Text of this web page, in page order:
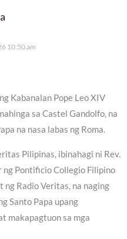
10:50 am
Kabanalan Pope Leo XIV
sa Castel Gandolfo, na
na nasa labas ng Roma.
Pilipinas, ibinahagi ni Rev.
ng Pontificio Collegio Filipino
ng Radio Veritas, na naging
Santo Papa upang
makapagtuon sa mga